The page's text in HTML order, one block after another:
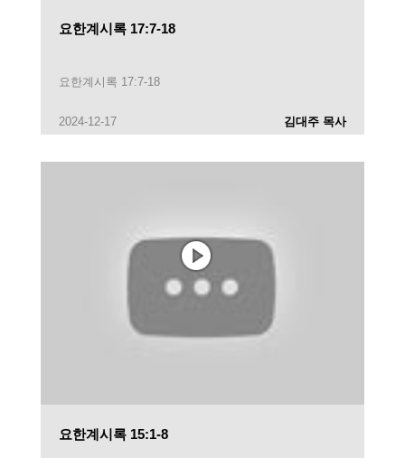
요한계시록 17:7-18
요한계시록 17:7-18
2024-12-17 김대주 목사
요한계시록 15:1-8